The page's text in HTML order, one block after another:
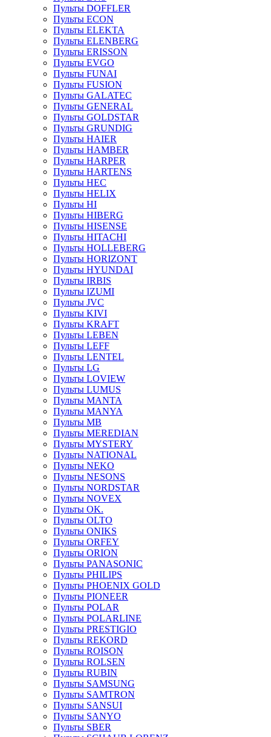
Пульты DOFFLER
Пульты ECON
Пульты ELEKTA
Пульты ELENBERG
Пульты ERISSON
Пульты EVGO
Пульты FUNAI
Пульты FUSION
Пульты GALATEC
Пульты GENERAL
Пульты GOLDSTAR
Пульты GRUNDIG
Пульты HAIER
Пульты HAMBER
Пульты HARPER
Пульты HARTENS
Пульты HEC
Пульты HELIX
Пульты HI
Пульты HIBERG
Пульты HISENSE
Пульты HITACHI
Пульты HOLLEBERG
Пульты HORIZONT
Пульты HYUNDAI
Пульты IRBIS
Пульты IZUMI
Пульты JVC
Пульты KIVI
Пульты KRAFT
Пульты LEBEN
Пульты LEFF
Пульты LENTEL
Пульты LG
Пульты LOVIEW
Пульты LUMUS
Пульты MANTA
Пульты MANYA
Пульты MB
Пульты MEREDIAN
Пульты MYSTERY
Пульты NATIONAL
Пульты NEKO
Пульты NESONS
Пульты NORDSTAR
Пульты NOVEX
Пульты OK.
Пульты OLTO
Пульты ONIKS
Пульты ORFEY
Пульты ORION
Пульты PANASONIC
Пульты PHILIPS
Пульты PHOENIX GOLD
Пульты PIONEER
Пульты POLAR
Пульты POLARLINE
Пульты PRESTIGIO
Пульты REKORD
Пульты ROISON
Пульты ROLSEN
Пульты RUBIN
Пульты SAMSUNG
Пульты SAMTRON
Пульты SANSUI
Пульты SANYO
Пульты SBER